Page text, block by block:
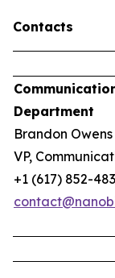
Contacts
Department
Brandon Owens
VP,
+1 (617) 852-